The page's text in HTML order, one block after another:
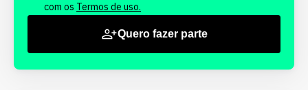
com os Termos de uso.
Quero fazer parte